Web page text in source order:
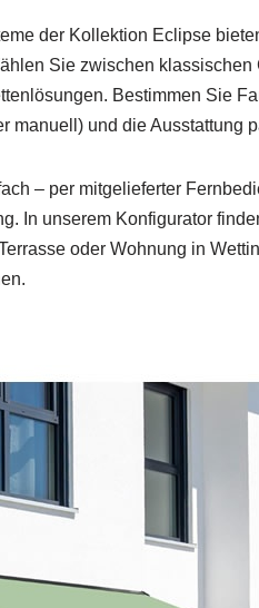
der Kollektion Eclipse
Sie zwischen
Bestimmen Sie
manuell) und die Ausstattung
– per mitgelieferter
In unserem Konfigurator
oder Wohnung in